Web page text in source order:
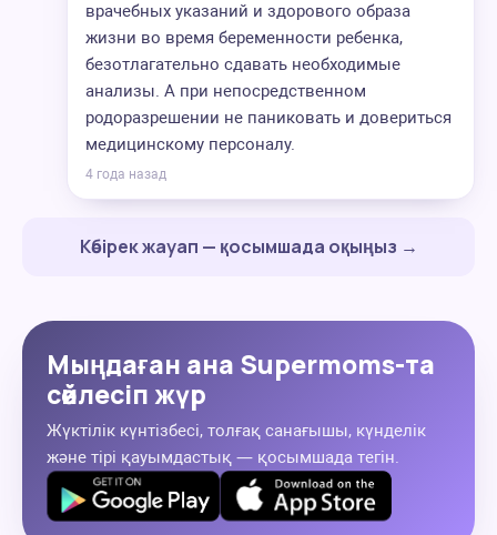
врачебных указаний и здорового образа
жизни во время беременности ребенка,
безотлагательно сдавать необходимые
анализы. А при непосредственном
родоразрешении не паниковать и довериться
медицинскому персоналу.
4 года назад
Көбірек жауап — қосымшада оқыңыз →
Мыңдаған ана Supermoms-та
сөйлесіп жүр
Жүктілік күнтізбесі, толғақ санағышы, күнделік
және тірі қауымдастық — қосымшада тегін.